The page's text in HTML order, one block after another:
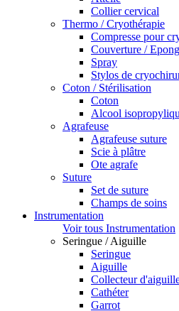
Collier cervical
Thermo / Cryothérapie
Compresse pour
Couverture /
Spray
Stylos de
Coton / Stérilisation
Coton
Alcool
Agrafeuse
Agrafeuse suture
Scie à plâtre
Ote agrafe
Suture
Set de suture
Champs de soins
Instrumentation
Voir tous Instrumentation
Seringue / Aiguille
Seringue
Aiguille
Collecteur
Cathéter
Garrot